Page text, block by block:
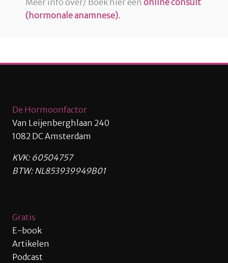
Meer info over/ Boek hier een online consult
(hormonale anamnese).
De Hormoonfactor
Van Leijenberghlaan 240
1082 DC Amsterdam
KVK: 60504757
BTW: NL853939949B01
Gratis
E-book
Artikelen
Podcast